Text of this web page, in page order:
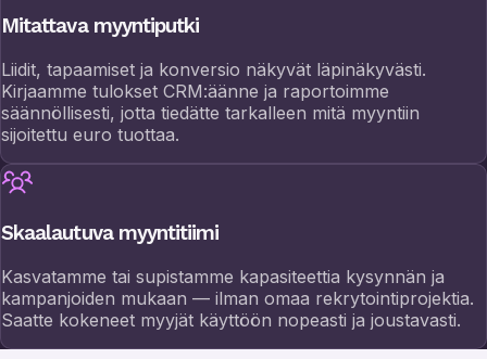
Mitattava myyntiputki
Liidit, tapaamiset ja konversio näkyvät läpinäkyvästi.
Kirjaamme tulokset CRM:äänne ja raportoimme
säännöllisesti, jotta tiedätte tarkalleen mitä myyntiin
sijoitettu euro tuottaa.
Skaalautuva myyntitiimi
Kasvatamme tai supistamme kapasiteettia kysynnän ja
kampanjoiden mukaan — ilman omaa rekrytointiprojektia.
Saatte kokeneet myyjät käyttöön nopeasti ja joustavasti.